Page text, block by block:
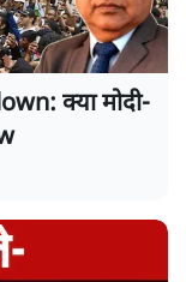
क्या मोदी-